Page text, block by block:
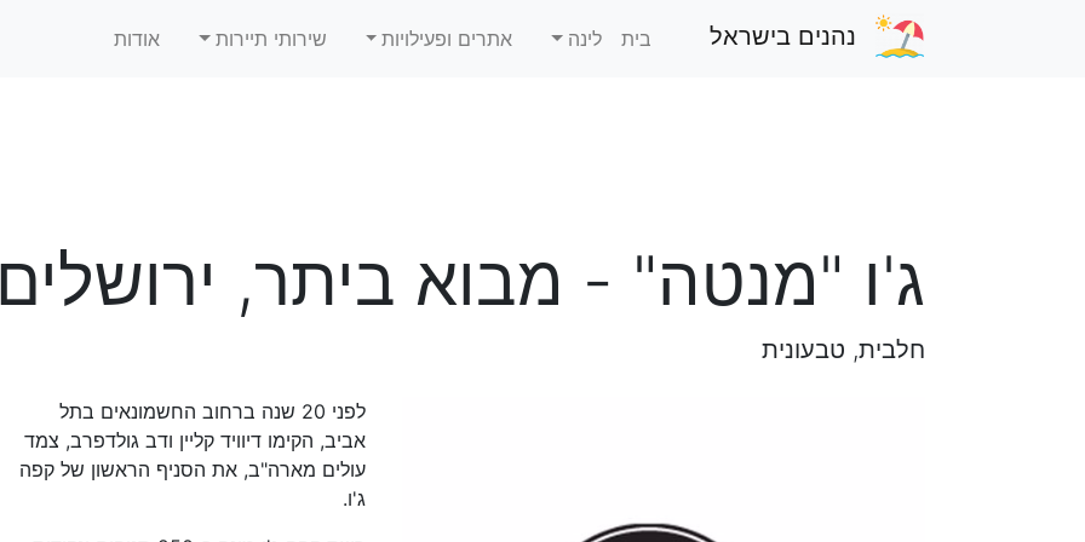
נהנים בישראל בית לינה אתרים ופעילויות שירותי תיירות אודות
ג'ו "מנטה" - מבוא ביתר, ירושלים
חלבית, טבעונית
לפני 20 שנה ברחוב החשמונאים בתל
אביב, הקימו דיוויד קליין ודב גולדפרב, צמד
עולים מארה"ב, את הסניף הראשון של קפה
ג'ו.